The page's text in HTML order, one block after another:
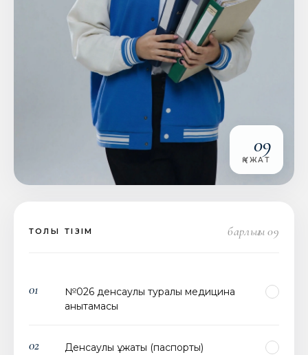
09
ҚҰЖАТ
ТОЛЫҚ ТІЗІМ барлығы 09
01
№026 денсаулық туралы медицина
анықтамасы
02 Денсаулық құжаты (паспорты)